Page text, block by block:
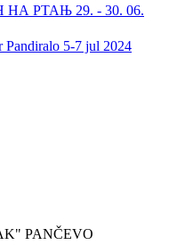
РТАЊ 29. - 30. 06.
Pandiralo 5-7 jul 2024
PANČEVO